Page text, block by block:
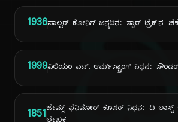
1936ವಾಲ್ಟರ್ ಕೋನಿಗ್ ಜನ್ಮದಿನ: 'ಸ್ಟಾರ್ ಟ್ರೆಕ್'ನ
1999ವಿಲಿಯಂ ಎಚ್. ಆರ್ಮ್‌ಸ್ಟ್ರಾಂಗ್ ನಿಧನ:
1851ಜೇಮ್ಸ್ ಫೆನಿಮೋರ್ ಕೂಪರ್ ನಿಧನ: 'ದಿ ಲಾಸ್ಟ್